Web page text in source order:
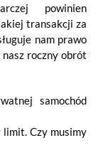
powinien
transakcji za
nam prawo
roczny obrót
samochód
Czy musimy